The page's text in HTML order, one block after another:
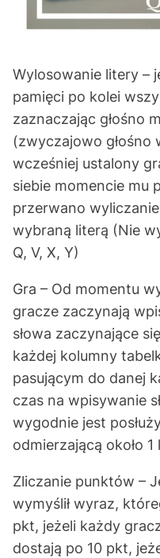
Wylosowanie litery –
pamięci po kolei
zaznaczając głośno
(zwyczajowo głośno
wcześniej ustalony
siebie momencie mu
przerwano
wybraną literą (Nie
Q, V, X, Y)
Gra – Od momentu
gracze zaczynają
słowa zaczynające
każdej kolumny
pasującym do danej
czas na wpisywanie
wygodnie jest
odmierzającą około
Zliczanie punktów –
wymyślił wyraz,
pkt, jeżeli każdy
dostają po 10 pkt,